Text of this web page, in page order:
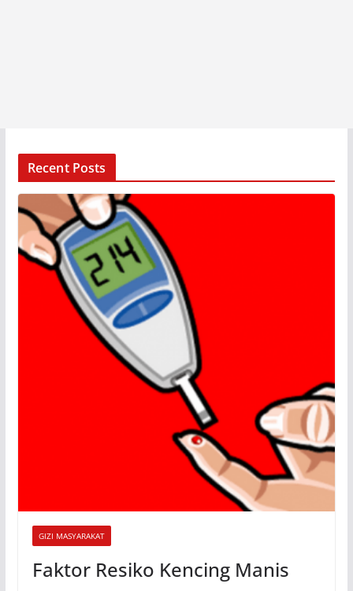
Recent Posts
GIZI MASYARAKAT
Faktor Resiko Kencing Manis